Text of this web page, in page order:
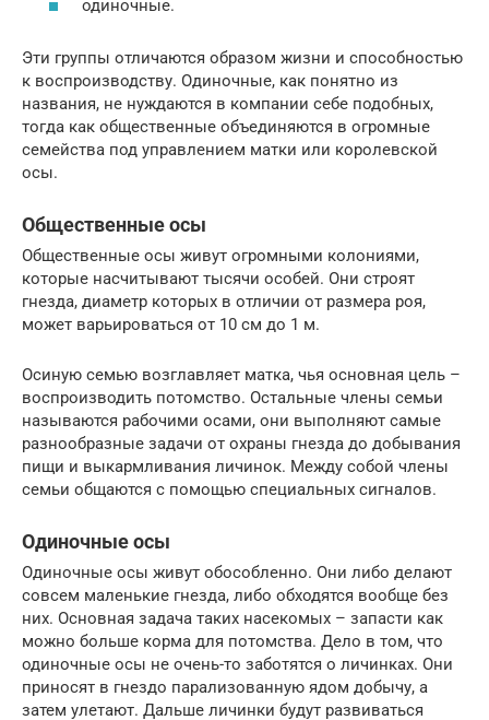
одиночные.
Эти группы отличаются образом жизни и способностью
к воспроизводству. Одиночные, как понятно из
названия, не нуждаются в компании себе подобных,
тогда как общественные объединяются в огромные
семейства под управлением матки или королевской
осы.
Общественные осы
Общественные осы живут огромными колониями,
которые насчитывают тысячи особей. Они строят
гнезда, диаметр которых в отличии от размера роя,
может варьироваться от 10 см до 1 м.
Осиную семью возглавляет матка, чья основная цель –
воспроизводить потомство. Остальные члены семьи
называются рабочими осами, они выполняют самые
разнообразные задачи от охраны гнезда до добывания
пищи и выкармливания личинок. Между собой члены
семьи общаются с помощью специальных сигналов.
Одиночные осы
Одиночные осы живут обособленно. Они либо делают
совсем маленькие гнезда, либо обходятся вообще без
них. Основная задача таких насекомых – запасти как
можно больше корма для потомства. Дело в том, что
одиночные осы не очень-то заботятся о личинках. Они
приносят в гнездо парализованную ядом добычу, а
затем улетают. Дальше личинки будут развиваться